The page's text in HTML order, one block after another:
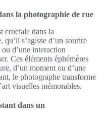
la photographie de rue
cruciale dans la
s’agisse d’un sourire
d’une interaction
Ces éléments éphémères
d’un moment ou d’une
le photographe transforme
visuelles mémorables.
dans un